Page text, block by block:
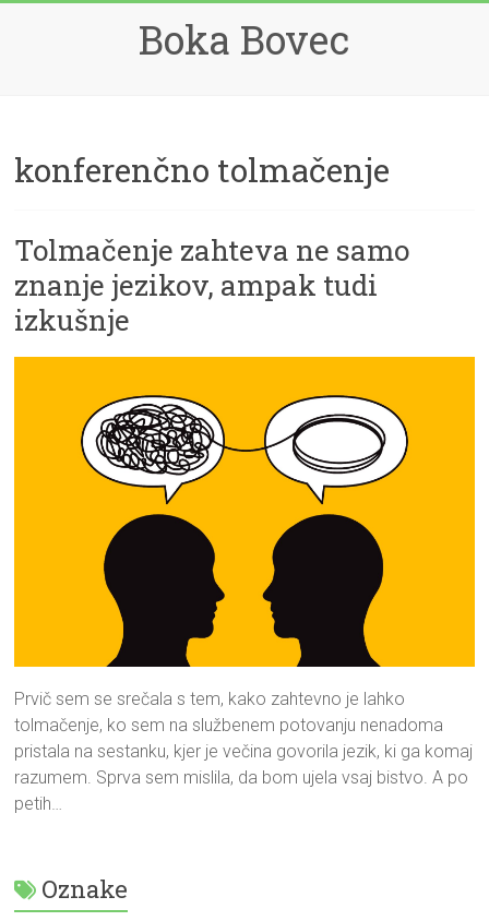
Boka Bovec
konferenčno tolmačenje
Tolmačenje zahteva ne samo
znanje jezikov, ampak tudi
izkušnje
Prvič sem se srečala s tem, kako zahtevno je lahko
tolmačenje, ko sem na službenem potovanju nenadoma
pristala na sestanku, kjer je večina govorila jezik, ki ga komaj
razumem. Sprva sem mislila, da bom ujela vsaj bistvo. A po
petih…
Oznake